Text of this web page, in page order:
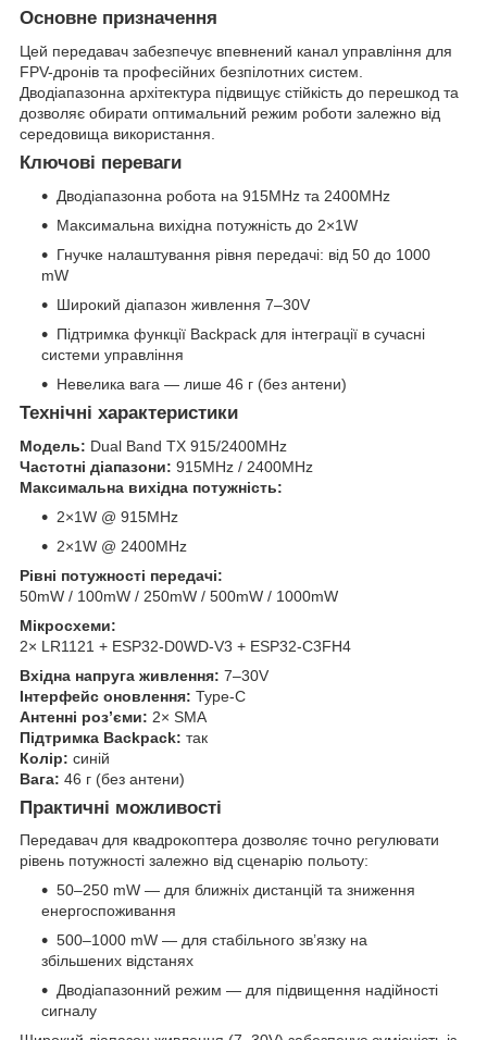
Основне призначення
Цей передавач забезпечує впевнений канал управління для
FPV-дронів та професійних безпілотних систем.
Дводіапазонна архітектура підвищує стійкість до перешкод та
дозволяє обирати оптимальний режим роботи залежно від
середовища використання.
Ключові переваги
Дводіапазонна робота на 915MHz та 2400MHz
Максимальна вихідна потужність до 2×1W
Гнучке налаштування рівня передачі: від 50 до 1000
mW
Широкий діапазон живлення 7–30V
Підтримка функції Backpack для інтеграції в сучасні
системи управління
Невелика вага — лише 46 г (без антени)
Технічні характеристики
Модель: Dual Band TX 915/2400MHz
Частотні діапазони: 915MHz / 2400MHz
Максимальна вихідна потужність:
2×1W @ 915MHz
2×1W @ 2400MHz
Рівні потужності передачі:
50mW / 100mW / 250mW / 500mW / 1000mW
Мікросхеми:
2× LR1121 + ESP32-D0WD-V3 + ESP32-C3FH4
Вхідна напруга живлення: 7–30V
Інтерфейс оновлення: Type-C
Антенні роз’єми: 2× SMA
Підтримка Backpack: так
Колір: синій
Вага: 46 г (без антени)
Практичні можливості
Передавач для квадрокоптера дозволяє точно регулювати
рівень потужності залежно від сценарію польоту:
50–250 mW — для ближніх дистанцій та зниження
енергоспоживання
500–1000 mW — для стабільного зв’язку на
збільшених відстанях
Дводіапазонний режим — для підвищення надійності
сигналу